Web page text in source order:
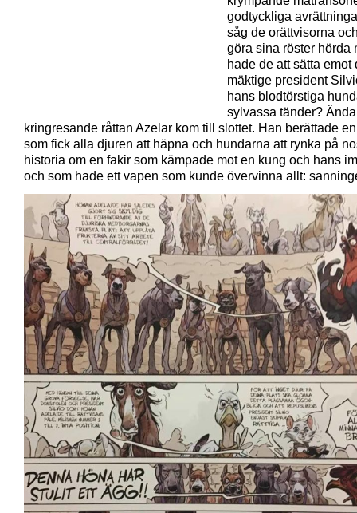
godtyckliga
såg de orättvisorna
göra sina röster hörda
hade de att sätta emot
mäktige president
hans blodtörstiga
sylvassa tänder?
kringresande råttan Azelar kom till slottet. Han berättade
som fick alla djuren att häpna och hundarna att rynka på
historia om en fakir som kämpade mot en kung och hans
och som hade ett vapen som kunde övervinna allt: